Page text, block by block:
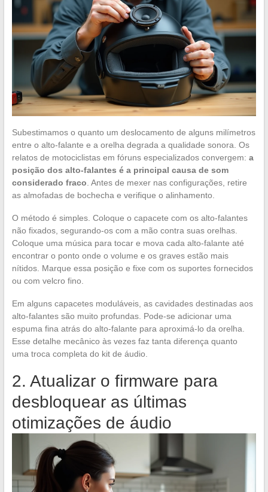
Subestimamos o quanto um deslocamento de alguns milímetros
entre o alto-falante e a orelha degrada a qualidade sonora. Os
relatos de motociclistas em fóruns especializados convergem: a
posição dos alto-falantes é a principal causa de som
considerado fraco . Antes de mexer nas configurações, retire
as almofadas de bochecha e verifique o alinhamento.
O método é simples. Coloque o capacete com os alto-falantes
não fixados, segurando-os com a mão contra suas orelhas.
Coloque uma música para tocar e mova cada alto-falante até
encontrar o ponto onde o volume e os graves estão mais
nítidos. Marque essa posição e fixe com os suportes fornecidos
ou com velcro fino.
Em alguns capacetes moduláveis, as cavidades destinadas aos
alto-falantes são muito profundas. Pode-se adicionar uma
espuma fina atrás do alto-falante para aproximá-lo da orelha.
Esse detalhe mecânico às vezes faz tanta diferença quanto
uma troca completa do kit de áudio.
2. Atualizar o firmware para
desbloquear as últimas
otimizações de áudio